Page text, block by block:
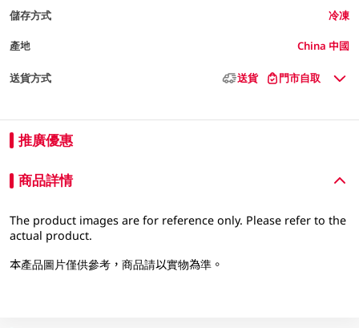
儲存方式 冷凍
產地 China 中國
送貨方式 送貨 門市自取
推廣優惠
商品詳情
The product images are for reference only. Please refer to the
actual product.
本產品圖片僅供參考，商品請以實物為準。